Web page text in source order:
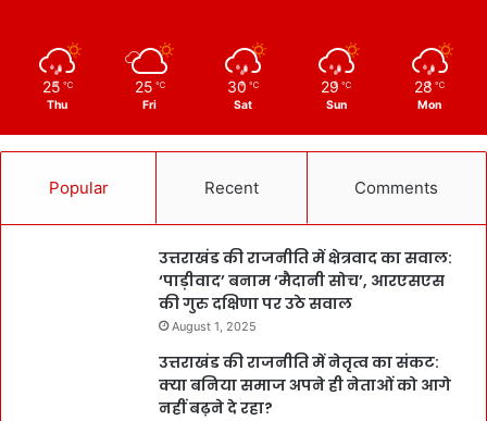
25 ℃
Thu
25 ℃
Fri
30 ℃
Sat
29 ℃
Sun
28 ℃
Mon
Popular Recent Comments
उत्तराखंड की राजनीति में क्षेत्रवाद का सवाल:
‘पाड़ीवाद’ बनाम ‘मैदानी सोच’, आरएसएस
की गुरु दक्षिणा पर उठे सवाल
August 1, 2025
उत्तराखंड की राजनीति में नेतृत्व का संकट:
क्या बनिया समाज अपने ही नेताओं को आगे
नहीं बढ़ने दे रहा?